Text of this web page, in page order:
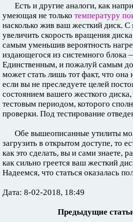
Есть и другие аналоги, как
умеющая не только температуру
насколько жив ваш жесткий диск.
увеличить скорость вращения
самым уменьшив вероятность
издающегося из системного
Единственным, и пожалуй самым
может стать лишь тот факт, что она
если вы не преследуете целей
состоянием вашего жесткого
тестовым периодом, которого
проверки. Под тестирование
Обе вышеописанные утилиты
загрузить в открытом доступе, то
как это сделать, вы и сами знаете,
как сильно греется ваш жесткий
Надеемся, что статься оказалась
Дата: 8-02-2018, 18:49
Предыдущие